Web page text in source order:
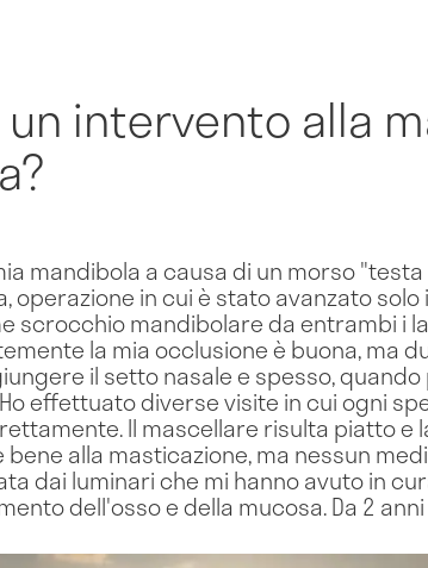
intervento alla
mandibola a causa di un morso
in cui è stato avanzato
scrocchio mandibolare da entrambi i
la mia occlusione è buona, ma
il setto nasale e spesso,
effettuato diverse visite in cui ogni
Il mascellare risulta piatto e
alla masticazione, ma nessun
dai luminari che mi hanno avuto in
dell'osso e della mucosa. Da 2